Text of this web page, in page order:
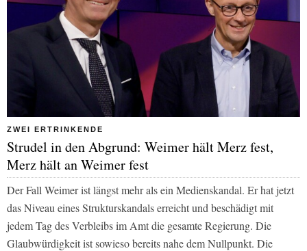
ZWEI ERTRINKENDE
Strudel in den Abgrund: Weimer hält Merz fest,
Merz hält an Weimer fest
Der Fall Weimer ist längst mehr als ein Medienskandal. Er hat jetzt
das Niveau eines Strukturskandals erreicht und beschädigt mit
jedem Tag des Verbleibs im Amt die gesamte Regierung. Die
Glaubwürdigkeit ist sowieso bereits nahe dem Nullpunkt. Die